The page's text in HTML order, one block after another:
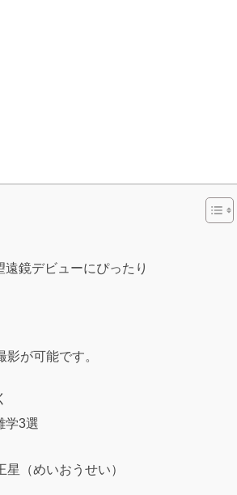
鏡デビューにぴったり
が可能です。
学3選
（めいおうせい）